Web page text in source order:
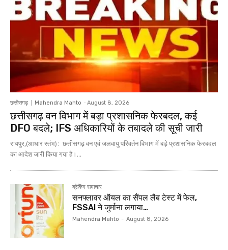
छत्तीसगढ़ Mahendra Mahto - August 8, 2026
छत्तीसगढ़ वन विभाग में बड़ा प्रशासनिक फेरबदल, कई
DFO बदले; IFS अधिकारियों के तबादले की सूची जारी
रायपुर,(आधार स्तंभ) : छत्तीसगढ़ वन एवं जलवायु परिवर्तन विभाग में बड़े प्रशासनिक फेरबदल
का आदेश जारी किया गया है।...
ब्रेकिंग समाचार
सनफ्लावर ऑयल का सैंपल लैब टेस्ट में फेल,
FSSAI ने जुर्माना लगाया…
Mahendra Mahto - August 8, 2026